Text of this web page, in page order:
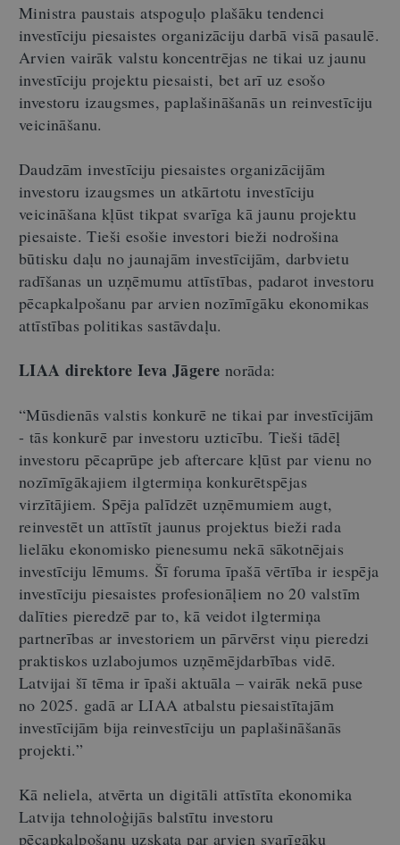
Ministra paustais atspoguļo plašāku tendenci
investīciju piesaistes organizāciju darbā visā pasaulē.
Arvien vairāk valstu koncentrējas ne tikai uz jaunu
investīciju projektu piesaisti, bet arī uz esošo
investoru izaugsmes, paplašināšanās un reinvestīciju
veicināšanu.
Daudzām investīciju piesaistes organizācijām
investoru izaugsmes un atkārtotu investīciju
veicināšana kļūst tikpat svarīga kā jaunu projektu
piesaiste. Tieši esošie investori bieži nodrošina
būtisku daļu no jaunajām investīcijām, darbvietu
radīšanas un uzņēmumu attīstības, padarot investoru
pēcapkalpošanu par arvien nozīmīgāku ekonomikas
attīstības politikas sastāvdaļu.
LIAA direktore Ieva Jāgere norāda:
“Mūsdienās valstis konkurē ne tikai par investīcijām
- tās konkurē par investoru uzticību. Tieši tādēļ
investoru pēcaprūpe jeb aftercare kļūst par vienu no
nozīmīgākajiem ilgtermiņa konkurētspējas
virzītājiem. Spēja palīdzēt uzņēmumiem augt,
reinvestēt un attīstīt jaunus projektus bieži rada
lielāku ekonomisko pienesumu nekā sākotnējais
investīciju lēmums. Šī foruma īpašā vērtība ir iespēja
investīciju piesaistes profesionāļiem no 20 valstīm
dalīties pieredzē par to, kā veidot ilgtermiņa
partnerības ar investoriem un pārvērst viņu pieredzi
praktiskos uzlabojumos uzņēmējdarbības vidē.
Latvijai šī tēma ir īpaši aktuāla – vairāk nekā puse
no 2025. gadā ar LIAA atbalstu piesaistītajām
investīcijām bija reinvestīciju un paplašināšanās
projekti.”
Kā neliela, atvērta un digitāli attīstīta ekonomika
Latvija tehnoloģijās balstītu investoru
pēcapkalpošanu uzskata par arvien svarīgāku